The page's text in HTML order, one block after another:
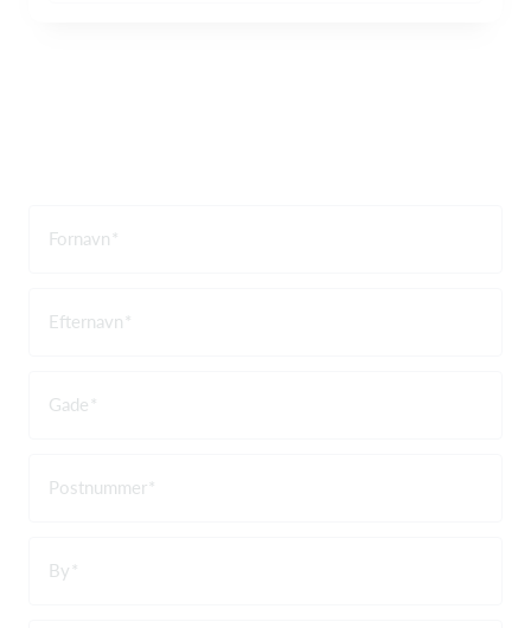
Fornavn
Efternavn
Gade
Postnummer
By